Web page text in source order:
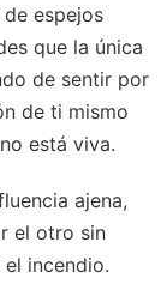
espejos
que la única
de sentir por
de ti mismo
está viva.
ajena,
el otro sin
incendio.